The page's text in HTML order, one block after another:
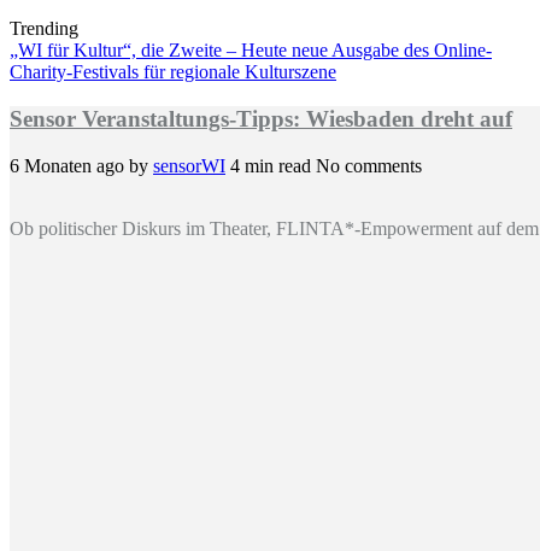
Trending
„WI für Kultur“, die Zweite – Heute neue Ausgabe des Online-
Charity-Festivals für regionale Kulturszene
Sensor Veranstaltungs-Tipps: Wiesbaden dreht auf
6 Monaten ago by sensorWI 4 min read No comments
Ob politischer Diskurs im Theater, FLINTA*-Empowerment auf